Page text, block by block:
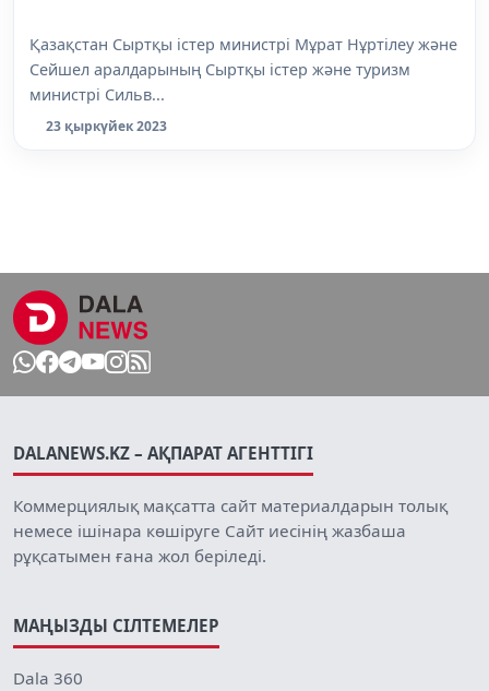
Қазақстан Сыртқы істер министрі Мұрат Нұртілеу және
Сейшел аралдарының Сыртқы істер және туризм
министрі Сильв...
23 қыркүйек 2023
DALANEWS.KZ – АҚПАРАТ АГЕНТТІГІ
Коммерциялық мақсатта сайт материалдарын толық
немесе ішінара көшіруге Сайт иесінің жазбаша
рұқсатымен ғана жол беріледі.
МАҢЫЗДЫ СІЛТЕМЕЛЕР
Dala 360